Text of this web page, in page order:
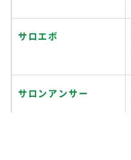
サロエボ
サロンアンサー